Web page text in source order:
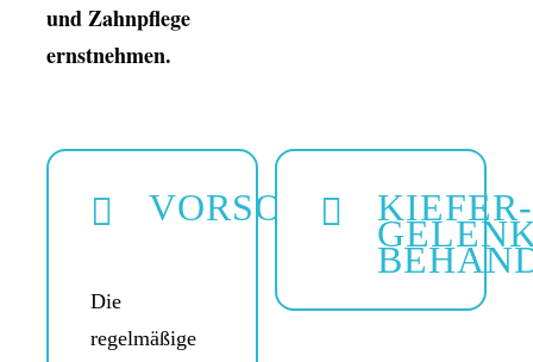
und Zahnpflege
ernstnehmen.
VORSORGE
Die
regelmäßige
KIEFER­